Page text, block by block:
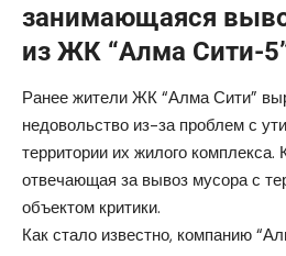
занимающаяся
из ЖК “Алма Сити-
Ранее жители ЖК “Алма Сити”
недовольство из-за проблем с
территории их жилого комплекса.
отвечающая за вывоз мусора с
объектом критики.
Как стало известно, компанию